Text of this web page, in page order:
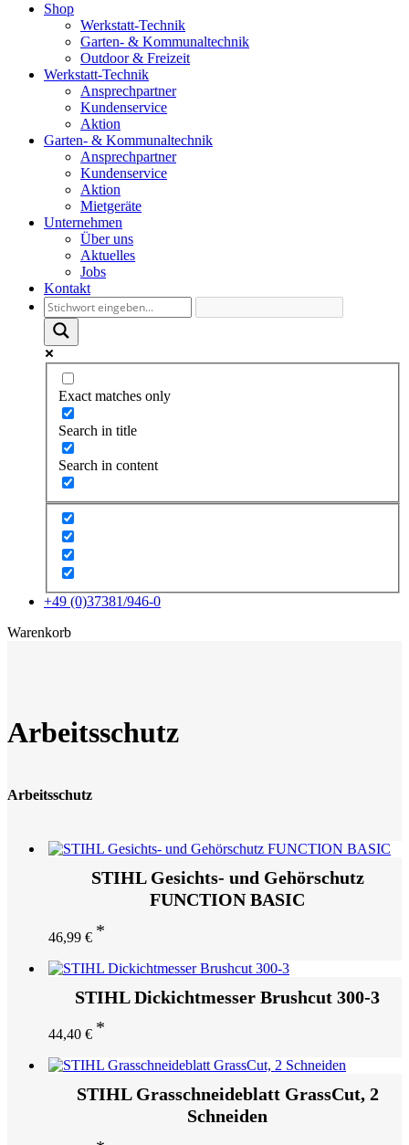
Shop
Werkstatt-Technik
Garten- & Kommunaltechnik
Outdoor & Freizeit
Werkstatt-Technik
Ansprechpartner
Kundenservice
Aktion
Garten- & Kommunaltechnik
Ansprechpartner
Kundenservice
Aktion
Mietgeräte
Unternehmen
Über uns
Aktuelles
Jobs
Kontakt
Exact matches only
Search in title
Search in content
+49 (0)37381/946-0
Warenkorbx
Arbeitsschutz
Arbeitsschutz
STIHL Gesichts- und Gehörschutz
FUNCTION BASIC
46,99 €
STIHL Dickichtmesser Brushcut 300-3
44,40 €
STIHL Grasschneideblatt GrassCut, 2
Schneiden